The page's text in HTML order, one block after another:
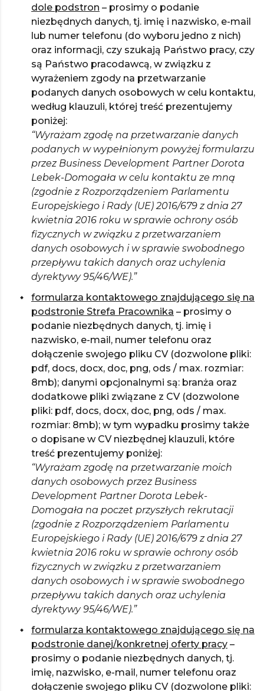
dole podstron – prosimy o podanie
niezbędnych danych, tj. imię i nazwisko, e-mail
lub numer telefonu (do wyboru jedno z nich)
oraz informacji, czy szukają Państwo pracy, czy
są Państwo pracodawcą, w związku z
wyrażeniem zgody na przetwarzanie
podanych danych osobowych w celu kontaktu,
według klauzuli, której treść prezentujemy
poniżej:
“Wyrażam zgodę na przetwarzanie danych
podanych w wypełnionym powyżej formularzu
przez Business Development Partner Dorota
Lebek-Domogała w celu kontaktu ze mną
(zgodnie z Rozporządzeniem Parlamentu
Europejskiego i Rady (UE) 2016/679 z dnia 27
kwietnia 2016 roku w sprawie ochrony osób
fizycznych w związku z przetwarzaniem
danych osobowych i w sprawie swobodnego
przepływu takich danych oraz uchylenia
dyrektywy 95/46/WE).”
formularza kontaktowego znajdującego się na
podstronie Strefa Pracownika – prosimy o
podanie niezbędnych danych, tj. imię i
nazwisko, e-mail, numer telefonu oraz
dołączenie swojego pliku CV (dozwolone pliki:
pdf, docs, docx, doc, png, ods / max. rozmiar:
8mb); danymi opcjonalnymi są: branża oraz
dodatkowe pliki związane z CV (dozwolone
pliki: pdf, docs, docx, doc, png, ods / max.
rozmiar: 8mb); w tym wypadku prosimy także
o dopisane w CV niezbędnej klauzuli, które
treść prezentujemy poniżej:
“Wyrażam zgodę na przetwarzanie moich
danych osobowych przez Business
Development Partner Dorota Lebek-
Domogała na poczet przyszłych rekrutacji
(zgodnie z Rozporządzeniem Parlamentu
Europejskiego i Rady (UE) 2016/679 z dnia 27
kwietnia 2016 roku w sprawie ochrony osób
fizycznych w związku z przetwarzaniem
danych osobowych i w sprawie swobodnego
przepływu takich danych oraz uchylenia
dyrektywy 95/46/WE).”
formularza kontaktowego znajdującego się na
podstronie danej/konkretnej oferty pracy –
prosimy o podanie niezbędnych danych, tj.
imię, nazwisko, e-mail, numer telefonu oraz
dołączenie swojego pliku CV (dozwolone pliki: